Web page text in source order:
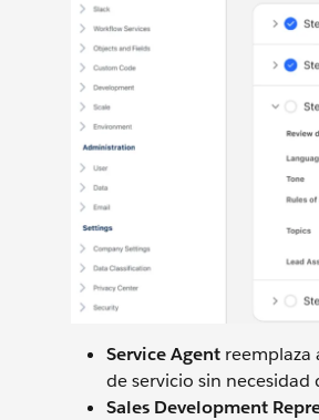
Service Agent reemplaza
de servicio sin
Sales Development